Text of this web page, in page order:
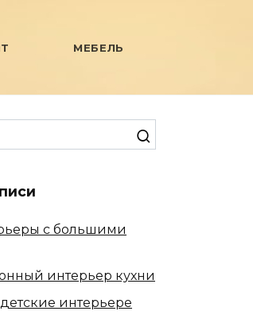
МЕБЕЛЬ
с большими
интерьер кухни
интерьере